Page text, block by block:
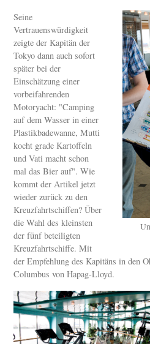
Seine
Vertrauenswürdigkeit
zeigte der Kapitän der
Tokyo dann auch sofort
später bei der
Einschätzung einer
vorbeifahrenden
Motoryacht: "Camping
auf dem Wasser in einer
Plastikbadewanne, Mutti
kocht grade Kartoffeln
und Vati macht schon
mal das Bier auf". Wie
kommt der Artikel jetzt
wieder zurück zu den
Kreuzfahrtschiffen? Über
die Wahl des kleinsten
der fünf beteiligten
Kreuzfahrtschiffe. Mit
der Empfehlung des Kapitäns in den
Columbus von Hapag-Lloyd.